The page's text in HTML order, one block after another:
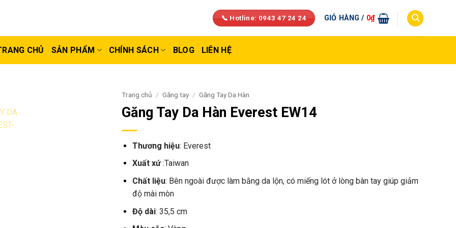
📞 Hotline: 0943 47 24 24 GIỎ HÀNG / 0₫
CHỦ SẢN PHẨM CHÍNH SÁCH BLOG LIÊN HỆ
Trang chủ / Găng tay / Găng Tay Da Hàn
Găng Tay Da Hàn Everest EW14
Thương hiệu: Everest
Xuất xứ:Taiwan
Chất liệu: Bên ngoài được làm bằng da lộn, có miếng lót ở lòng bàn tay giúp giảm
độ màimòn
Độ dài: 35,5 cm